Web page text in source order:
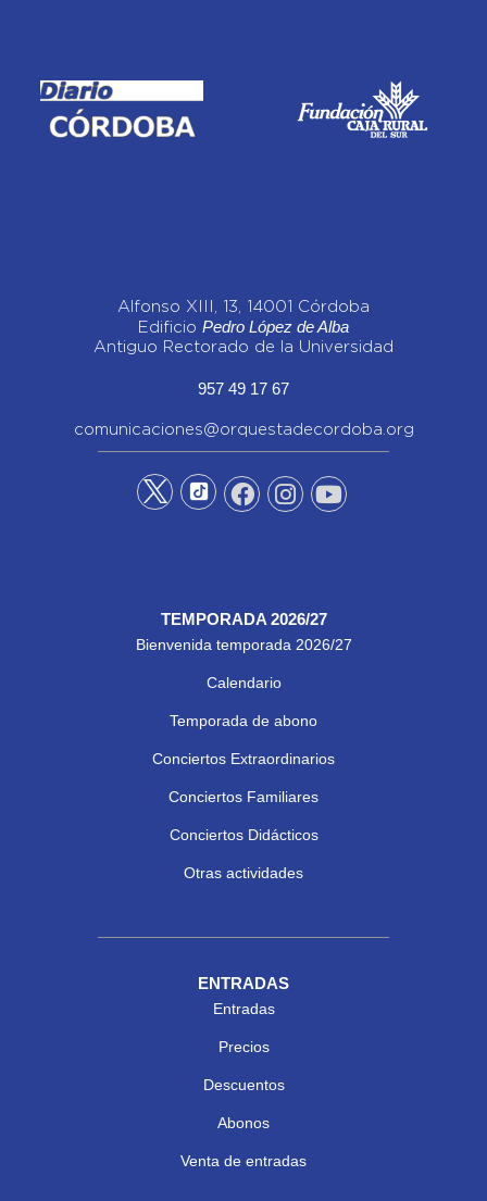
Alfonso XIII, 13, 14001 Córdoba
Edificio Pedro López de Alba
Antiguo Rectorado de la Universidad
957 49 17 67
comunicaciones@orquestadecordoba.org
TEMPORADA 2026/27
Bienvenida temporada 2026/27
Calendario
Temporada de abono
Conciertos Extraordinarios
Conciertos Familiares
Conciertos Didácticos
Otras actividades
ENTRADAS
Entradas
Precios
Descuentos
Abonos
Venta de entradas